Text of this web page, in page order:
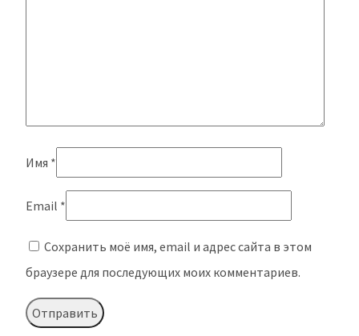
Имя *
Email *
Сохранить моё имя, email и адрес сайта в этом
браузере для последующих моих комментариев.